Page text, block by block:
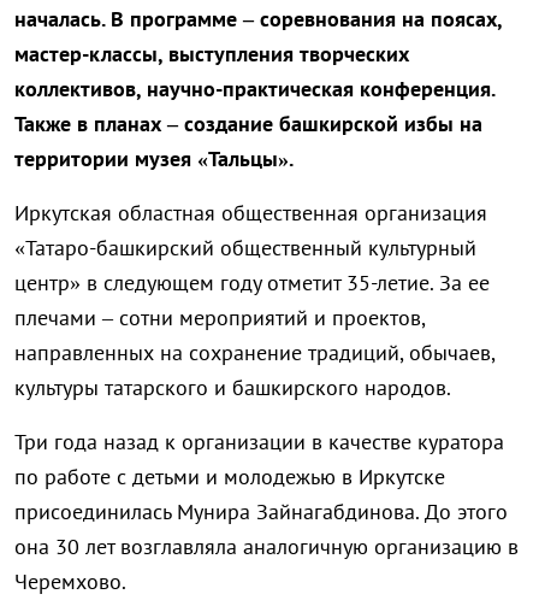
началась. В программе – соревнования на поясах,
мастер-классы, выступления творческих
коллективов, научно-практическая конференция.
Также в планах – создание башкирской избы на
территории музея «Тальцы».
Иркутская областная общественная организация
«Татаро-башкирский общественный культурный
центр» в следующем году отметит 35-летие. За ее
плечами – сотни мероприятий и проектов,
направленных на сохранение традиций, обычаев,
культуры татарского и башкирского народов.
Три года назад к организации в качестве куратора
по работе с детьми и молодежью в Иркутске
присоединилась Мунира Зайнагабдинова. До этого
она 30 лет возглавляла аналогичную организацию в
Черемхово.